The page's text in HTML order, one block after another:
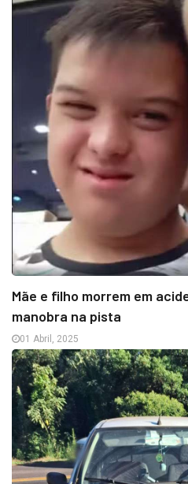
Mãe e filho morrem em
manobra na pista
01 Abril, 2025